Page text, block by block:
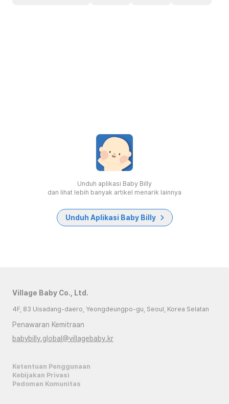
Unduh aplikasi Baby Billy
dan lihat lebih banyak artikel menarik lainnya
Unduh Aplikasi Baby Billy
Village Baby Co., Ltd.
4F, 83 Uisadang-daero, Yeongdeungpo-gu, Seoul, Korea Selatan
Penawaran Kemitraan
babybilly.global@villagebaby.kr
Ketentuan Penggunaan
Kebijakan Privasi
Pedoman Komunitas